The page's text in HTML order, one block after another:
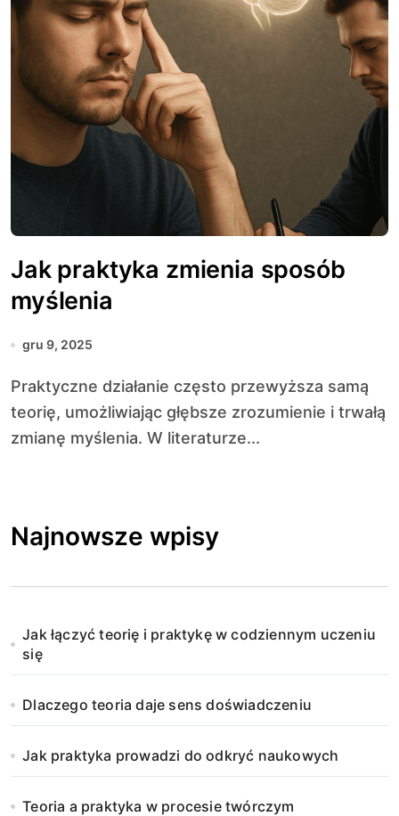
Jak praktyka zmienia sposób
myślenia
gru 9, 2025
Praktyczne działanie często przewyższa samą
teorię, umożliwiając głębsze zrozumienie i trwałą
zmianę myślenia. W literaturze...
Najnowsze wpisy
Jak łączyć teorię i praktykę w codziennym uczeniu
się
Dlaczego teoria daje sens doświadczeniu
Jak praktyka prowadzi do odkryć naukowych
Teoria a praktyka w procesie twórczym